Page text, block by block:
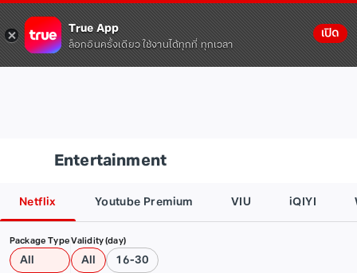
True App
ล็อกอินครั้งเดียว ใช้งานได้ทุกที่ ทุกเวลา
เปิด
Entertainment
Netflix Youtube Premium VIU iQIYI
Package Type
All
Validity (day)
All 16-30